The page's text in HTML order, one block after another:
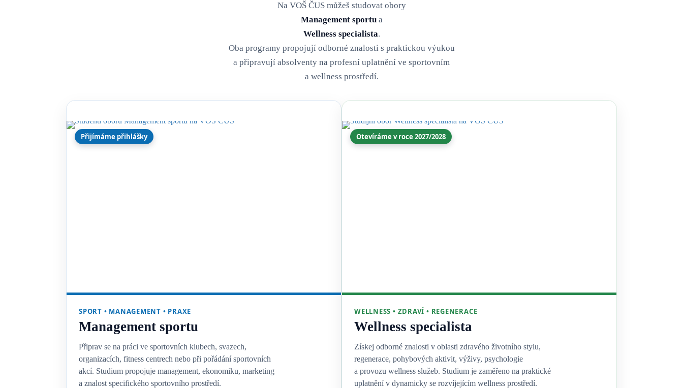
Na VOŠ ČUS můžeš studovat obory
Management sportua
Wellness specialista.
Oba programy propojují odborné znalosti s praktickou výukou
a připravují absolventy na profesní uplatnění ve sportovním
a wellness prostředí.
Přijímáme přihlášky
SPORT • MANAGEMENT • PRAXE
Management sportu
Připrav se na práci ve sportovních klubech, svazech,
organizacích, fitness centrech nebo při pořádání sportovních
akcí. Studium propojuje management, ekonomiku, marketing
a znalost specifického sportovního prostředí.
Otevíráme v roce 2027/2028
WELLNESS • ZDRAVÍ • REGENERACE
Wellness specialista
Získej odborné znalosti v oblasti zdravého životního stylu,
regenerace, pohybových aktivit, výživy, psychologie
a provozu wellness služeb. Studium je zaměřeno na praktické
uplatnění v dynamicky se rozvíjejícím wellness prostředí.